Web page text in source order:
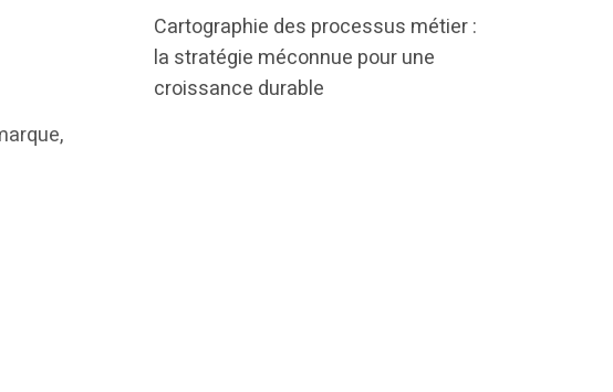
Cartographie des processus métier :
la stratégie méconnue pour une
croissance durable